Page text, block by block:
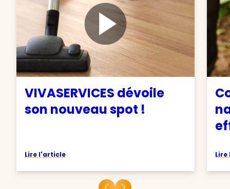
VIVASERVICES dévoile
son nouveau spot !
Lire l'article